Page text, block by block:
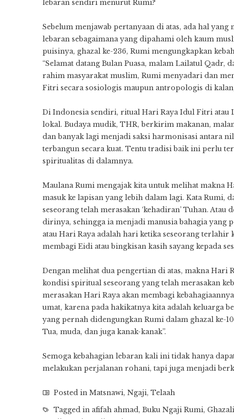
lebaran sendiri menurut Rumi?
Sebelum menjawab pertanyaan di atas, ada hal
lebaran sebagaimana yang dipahami oleh kaum
puisinya, ghazal ke-236, Rumi mengungkapkan
“Selamat datang Bulan Puasa, malam Lailatul
rahim masyarakat muslim, Rumi menyadari dan
Fitri secara sosiologis maupun antropologis di
Di Indonesia sendiri, ritual Hari Raya Idul Fitri atau
lokal. Budaya mudik, THR, berkirim makanan,
dan banyak lagi menjadi saksi harmonisasi antara
terbangun secara kuat. Tentu tradisi baik ini perlu
spiritualitas di dalamnya.
Maulana Rumi mengajak kita untuk melihat makna
masuk ke lapisan yang lebih dalam lagi. Kata Rumi,
seseorang telah merasakan ‘kehadiran’ Tuhan.
dirinya, sehingga ia menjadi manusia bahagia yang
atau Hari Raya adalah hari ketika seseorang
membagi Eidi atau bingkisan kasih sayang kepada
Dengan melihat dua pengertian di atas, makna Hari
kondisi spiritual seseorang yang telah merasakan
merasakan Hari Raya akan membagi
umat, karena pada hakikatnya kita adalah keluarga
yang pernah didengungkan Rumi dalam ghazal ke-
Tua, muda, dan juga kanak-kanak”.
Semoga kebahagian lebaran kali ini tidak hanya
melakukan perjalanan rohani, tapi juga menjadi
Posted in Matsnawi, Ngaji, Telaah
Tagged in afifah ahmad, Buku Ngaji Rumi,